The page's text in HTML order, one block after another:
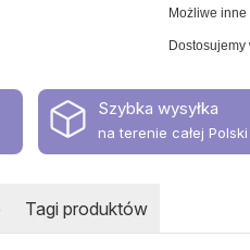
Możliwe inne
Dostosujemy
Szybka wysyłka
na terenie całej Polski
Tagi produktów